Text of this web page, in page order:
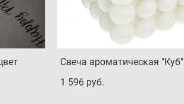
Свеча ароматическая "Куб"
1 596 pуб.